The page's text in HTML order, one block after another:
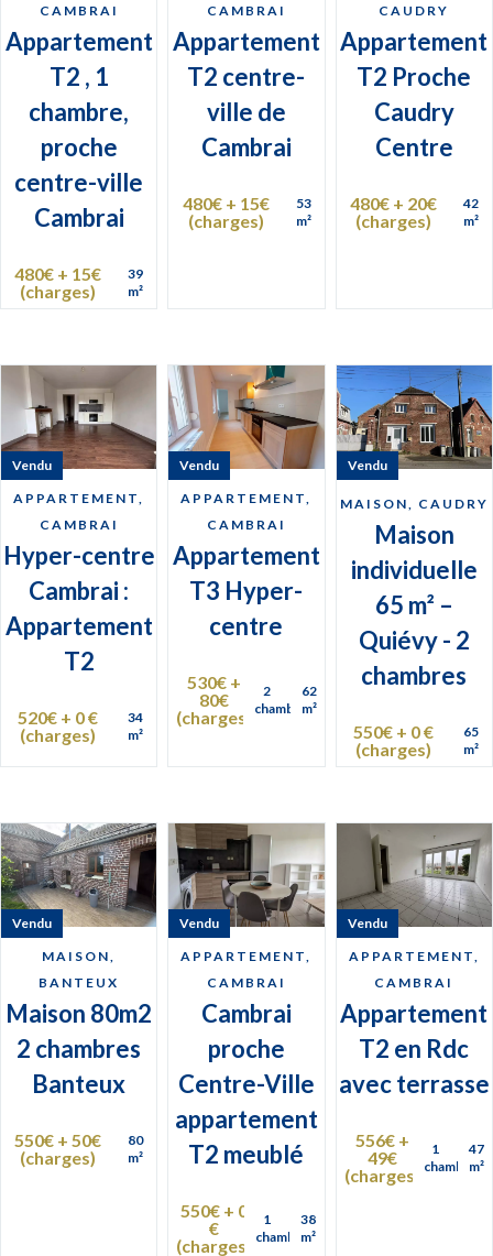
CAMBRAI
Appartement
T2 , 1
chambre,
proche
centre-ville
Cambrai
480€ + 15€
(charges)
39
m²
CAMBRAI
Appartement
T2 centre-
ville de
Cambrai
480€ + 15€
(charges)
53
m²
CAUDRY
Appartement
T2 Proche
Caudry
Centre
480€ + 20€
(charges)
42
m²
APPARTEMENT,
CAMBRAI
Hyper-centre
Cambrai :
Appartement
T2
520€ + 0 €
(charges)
34
m²
Vendu
APPARTEMENT,
CAMBRAI
Appartement
T3 Hyper-
centre
530€ +
80€
(charges)
2
chambres
62
m²
Vendu
MAISON, CAUDRY
Maison
individuelle
65 m² –
Quiévy - 2
chambres
550€ + 0 €
(charges)
65
m²
Vendu
MAISON,
BANTEUX
Maison 80m2
2 chambres
Banteux
550€ + 50€
(charges)
80
m²
Vendu
APPARTEMENT,
CAMBRAI
Cambrai
proche
Centre-Ville
appartement
T2 meublé
550€ + 0
€
(charges)
1
chambre
38
m²
Vendu
APPARTEMENT,
CAMBRAI
Appartement
T2 en Rdc
avec terrasse
556€ +
49€
(charges)
1
chambre
47
m²
Vendu